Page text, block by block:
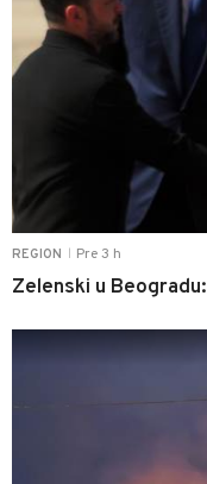
REGION Pre 3 h
Zelenski u